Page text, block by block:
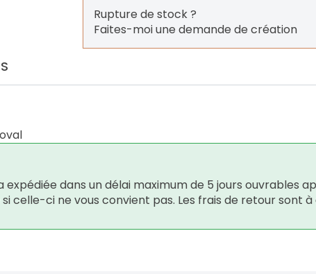
Rupture de stock ?
Faites-moi une demande de création
dans un délai maximum de 5 jours ouvrables
celle-ci ne vous convient pas. Les frais de retour sont